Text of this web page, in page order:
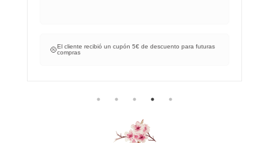
El cliente recibió un cupón 5€ de descuento para futuras
compras